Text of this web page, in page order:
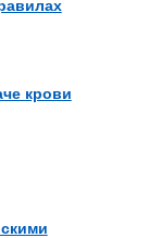
крови